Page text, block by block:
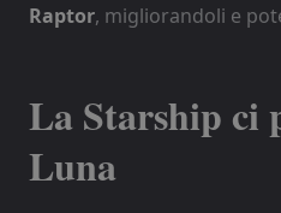
Raptor, migliorandoli e
La Starship ci
Luna